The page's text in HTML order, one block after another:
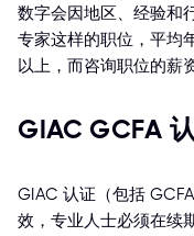
数字会因地区、经验和
专家这样的职位，平均
以上，而咨询职位的薪
GIAC GCFA
GIAC 认证（包括
效，专业人士必须在续